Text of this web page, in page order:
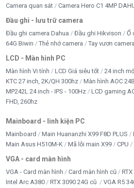
Camera quan sát
Camera Hero C1 4MP
Đầu ghi - lưu trữ camera
Đầu ghi camera Dahua Đầu ghi Hikvison Ổ
64G Biwin
Thẻ nhớ camera Tay vươn camera
LCD - Màn hình PC
Màn hình Vi tính LCD Giá siêu tốt 24 inch
KTC 27 inch, 2K/QH 300hz
Màn hình AOC
MP242L 24 inch - IPS - 100Hz
LCD gaming
FHD, 260hz
Mainboard - linh kiện PC
Mainboard Main Huananzhi X99 F8D PLUS
Main Asus H510M-K
Mã lỗi main X99 CPU
VGA - card màn hình
VGA - Card màn hình Card màn hình cũ
Intel Arc A380
RTX 3090 24G cũ VGA R5